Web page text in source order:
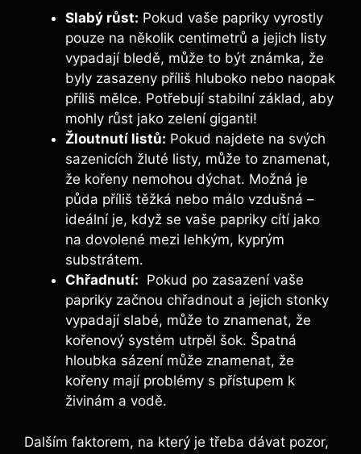
Slabý růst: Pokud vaše papriky vyrostly
pouze na několik centimetrů a jejich​ listy
vypadají bledě, může to být známka, že
⁣byly zasazeny příliš hluboko nebo naopak‌
příliš ⁤mělce. Potřebují stabilní základ, aby
mohly růst jako zelení giganti!
Žloutnutí listů: Pokud najdete na svých
sazenicích žluté listy, může to znamenat,
‌že kořeny ⁤nemohou dýchat. Možná je⁣
půda příliš těžká nebo málo vzdušná –⁢
ideální je,​ když se ⁢vaše papriky ‍cítí jako
na dovolené mezi lehkým, kyprým
substrátem.
Chřadnutí: ⁤ Pokud po​ zasazení vaše
papriky ​začnou​ chřadnout a jejich stonky ​
vypadají‌ slabé, může to znamenat, že
kořenový systém ⁢utrpěl⁢ šok. Špatná‌
hloubka sázení může znamenat,‌ že
⁢kořeny ⁤mají problémy s⁣ přístupem k​
živinám a vodě.
Dalším faktorem, na který je třeba dávat pozor,